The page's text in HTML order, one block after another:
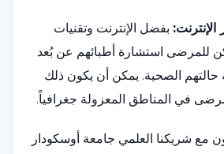
بفضل الإنترنت وتقنيات
للمرضى استشارة أطبائهم عن بُعد
حالتهم الصحية. يمكن أن يكون ذلك
في المناطق المعزولة جغرافياً.
مع شريكنا العلمي جامعة أوسكودار